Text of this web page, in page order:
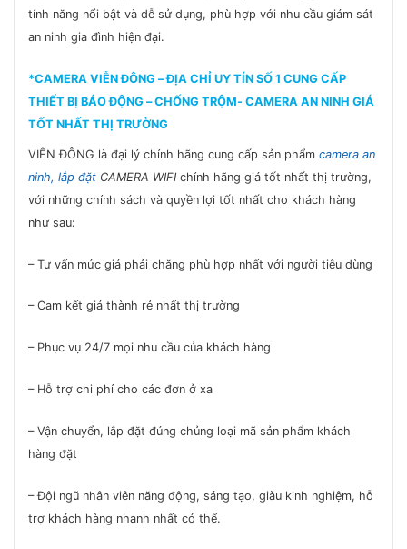
tính năng nổi bật và dễ sử dụng, phù hợp với nhu cầu giám sát
an ninh gia đình hiện đại.
*CAMERA VIỄN ĐÔNG – ĐỊA CHỈ UY TÍN SỐ 1 CUNG CẤP
THIẾT BỊ BÁO ĐỘNG – CHỐNG TRỘM- CAMERA AN NINH GIÁ
TỐT NHẤT THỊ TRƯỜNG
VIỄN ĐÔNG là đại lý chính hãng cung cấp sản phẩm camera an
ninh, lắp đặt CAMERA WIFI chính hãng giá tốt nhất thị trường,
với những chính sách và quyền lợi tốt nhất cho khách hàng
như sau:
– Tư vấn mức giá phải chăng phù hợp nhất với người tiêu dùng
– Cam kết giá thành rẻ nhất thị trường
– Phục vụ 24/7 mọi nhu cầu của khách hàng
– Hỗ trợ chi phí cho các đơn ở xa
– Vận chuyển, lắp đặt đúng chủng loại mã sản phẩm khách
hàng đặt
– Đội ngũ nhân viên năng động, sáng tạo, giàu kinh nghiệm, hỗ
trợ khách hàng nhanh nhất có thể.